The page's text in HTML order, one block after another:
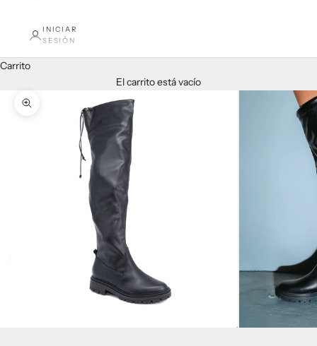
INICIAR
SESIÓN
Carrito
El carrito está vacío
Zoom